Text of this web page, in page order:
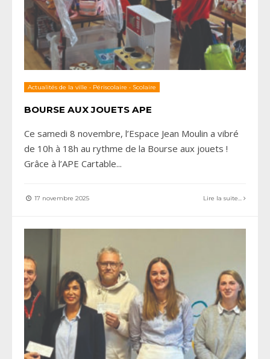
Actualités de la ville • Périscolaire • Scolaire
BOURSE AUX JOUETS APE
Ce samedi 8 novembre, l’Espace Jean Moulin a vibré
de 10h à 18h au rythme de la Bourse aux jouets !
Grâce à l’APE Cartable...
17 novembre 2025 Lire la suite...